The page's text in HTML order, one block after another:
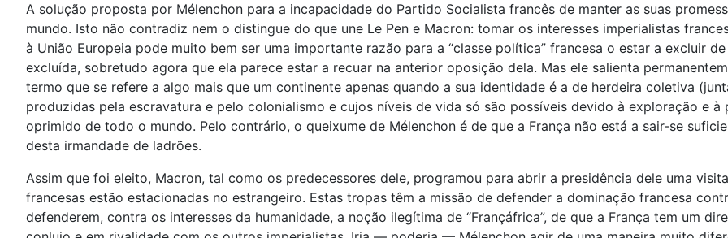
A solução proposta por Mélenchon para a incapacidade do Partido Socialista francês de manter as suas
mundo. Isto não contradiz nem o distingue do que une Le Pen e Macron: tomar os interesses imperialistas
à União Europeia pode muito bem ser uma importante razão para a “classe política” francesa o estar a excluir
excluída, sobretudo agora que ela parece estar a recuar na anterior oposição dela. Mas ele salienta
termo que se refere a algo mais que um continente apenas quando a sua identidade é a de herdeira coletiva
produzidas pela escravatura e pelo colonialismo e cujos níveis de vida só são possíveis devido à exploração e
oprimido de todo o mundo. Pelo contrário, o queixume de Mélenchon é de que a França não está a sair-se
desta irmandade de ladrões.
Assim que foi eleito, Macron, tal como os predecessores dele, programou para abrir a presidência dele uma
francesas estão estacionadas no estrangeiro. Estas tropas têm a missão de defender a dominação francesa
defenderem, contra os interesses da humanidade, a noção ilegítima de “Françáfrica”, de que a França tem um